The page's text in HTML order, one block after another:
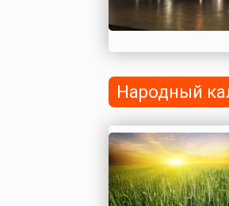
Народный